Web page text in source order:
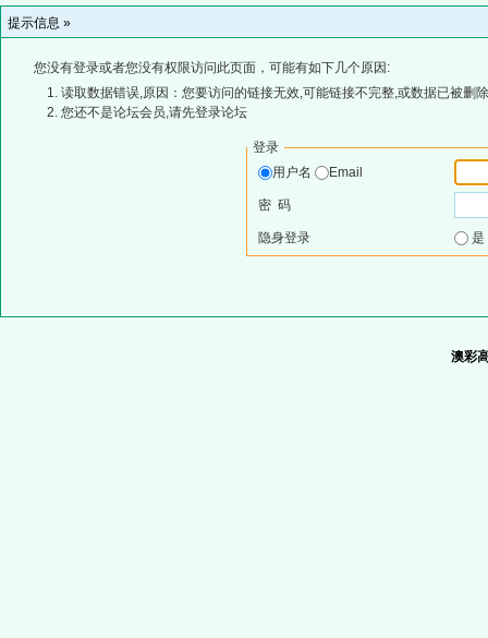
提示信息 »
您没有登录或者您没有权限访问此页面，可能有如下几个原因:
读取数据错误,原因：您要访问的链接无效,可能链接不完整,或数据已被删
您还不是论坛会员,请先登录论坛
登录
用户名
Email
密 码
隐身登录
澳彩